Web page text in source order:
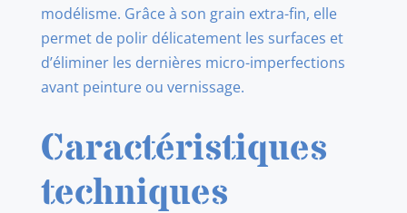
modélisme. Grâce à son grain extra-fin, elle
permet de polir délicatement les surfaces et
d’éliminer les dernières micro-imperfections
avant peinture ou vernissage.
Caractéristiques
techniques